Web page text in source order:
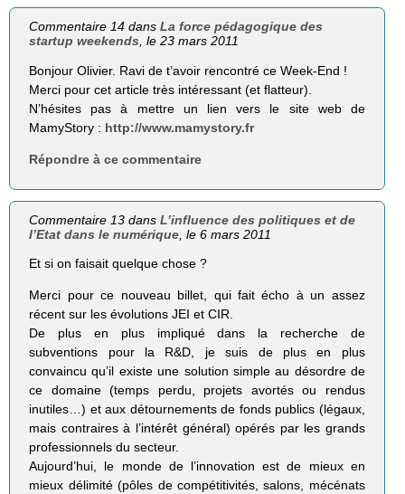
Commentaire 14 dansLa force pédagogique des
startup weekends, le 23 mars 2011
Bonjour Olivier. Ravi de t’avoir rencontré ce Week-End !
Merci pour cet article très intéressant (et flatteur).
N’hésites pas à mettre un lien vers le site web de
MamyStory : http://www.mamystory.fr
Répondre à ce commentaire
Commentaire 13 dansL’influence des politiques et de
l’Etat dans le numérique , le 6 mars 2011
Et si on faisait quelque chose ?
Merci pour ce nouveau billet, qui fait écho à un assez
récent sur les évolutions JEI et CIR.
De plus en plus impliqué dans la recherche de
subventions pour la R&D, je suis de plus en plus
convaincu qu’il existe une solution simple au désordre de
ce domaine (temps perdu, projets avortés ou rendus
inutiles…) et aux détournements de fonds publics (légaux,
mais contraires à l’intérêt général) opérés par les grands
professionnels du secteur.
Aujourd’hui, le monde de l’innovation est de mieux en
mieux délimité (pôles de compétitivités, salons, mécénats